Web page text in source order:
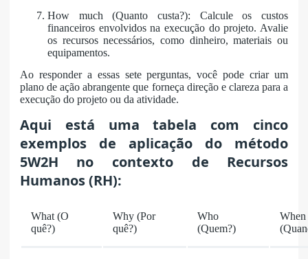
How much (Quanto custa?): Calcule os custos
financeiros envolvidos na execução do projeto. Avalie
os recursos necessários, como dinheiro, materiais ou
equipamentos.
Ao responder a essas sete perguntas, você pode criar um
plano de ação abrangente que forneça direção e clareza para a
execução do projeto ou da atividade.
Aqui está uma tabela com cinco
exemplos de aplicação do método
5W2H no contexto de Recursos
Humanos (RH):
What (O
quê?)
Why (Por
quê?)
Who
(Quem?)
When